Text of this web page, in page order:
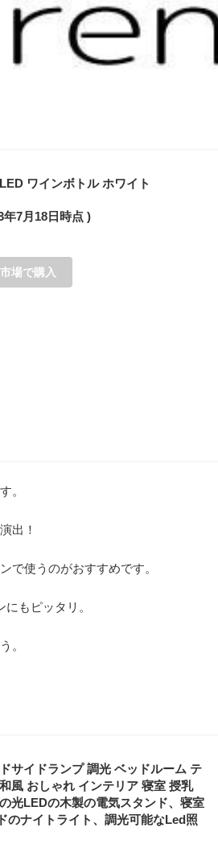
ワインボトル ホワイト
年7月18日時点 )
場で購入
。
出！
で使うのがおすすめです。
もピッタリ。
。
サイドランプ 調光 ベッドルーム テ
風 おしゃれ インテリア 寝室 授乳
光LEDの木製の電気スタンド、寝室
のナイトライト、調光可能なLed照